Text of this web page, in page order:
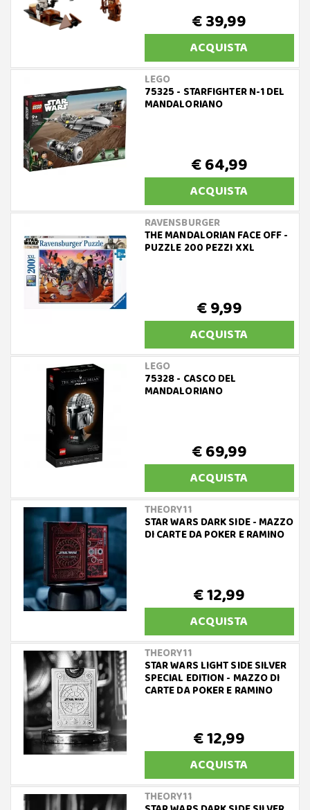
€ 39,99
ACQUISTA
LEGO
75325 - STARFIGHTER N-1 DEL
MANDALORIANO
€ 64,99
ACQUISTA
RAVENSBURGER
THE MANDALORIAN FACE OFF -
PUZZLE 200 PEZZI XXL
€ 9,99
ACQUISTA
LEGO
75328 - CASCO DEL
MANDALORIANO
€ 69,99
ACQUISTA
THEORY11
STAR WARS DARK SIDE - MAZZO
DI CARTE DA POKER E RAMINO
€ 12,99
ACQUISTA
THEORY11
STAR WARS LIGHT SIDE SILVER
SPECIAL EDITION - MAZZO DI
CARTE DA POKER E RAMINO
€ 12,99
ACQUISTA
THEORY11